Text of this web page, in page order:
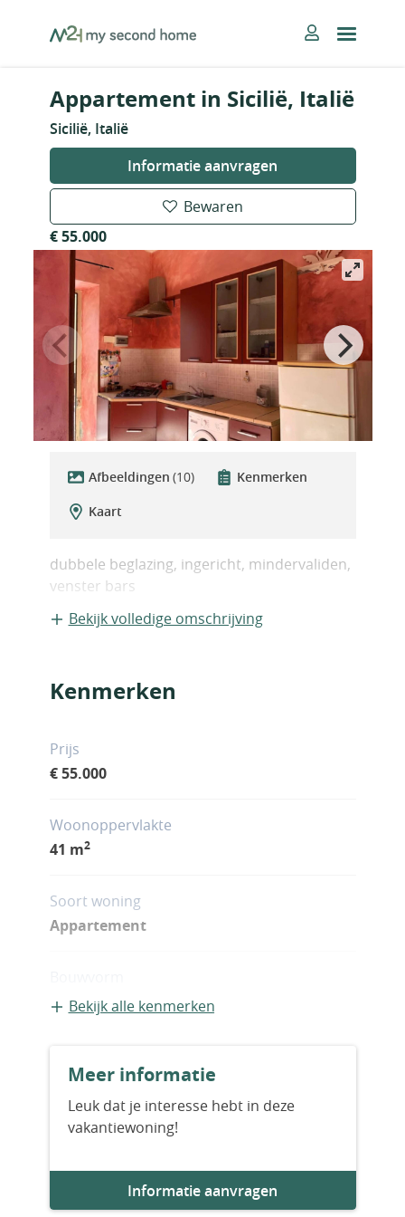
MySecondHome
Appartement in Sicilië, Italië
Sicilië, Italië
Informatie aanvragen
Bewaren
€ 55.000
Afbeeldingen (10)
Kenmerken
Kaart
dubbele beglazing, ingericht, mindervaliden,
venster bars
Bekijk volledige omschrijving
Kenmerken
Prijs
€ 55.000
Woonoppervlakte
41 m2
Soort woning
Appartement
Bestaande bouw
Aantal badkamers
Bekijk alle kenmerken
Meer informatie
Leuk dat je interesse hebt in deze
vakantiewoning!
Informatie aanvragen